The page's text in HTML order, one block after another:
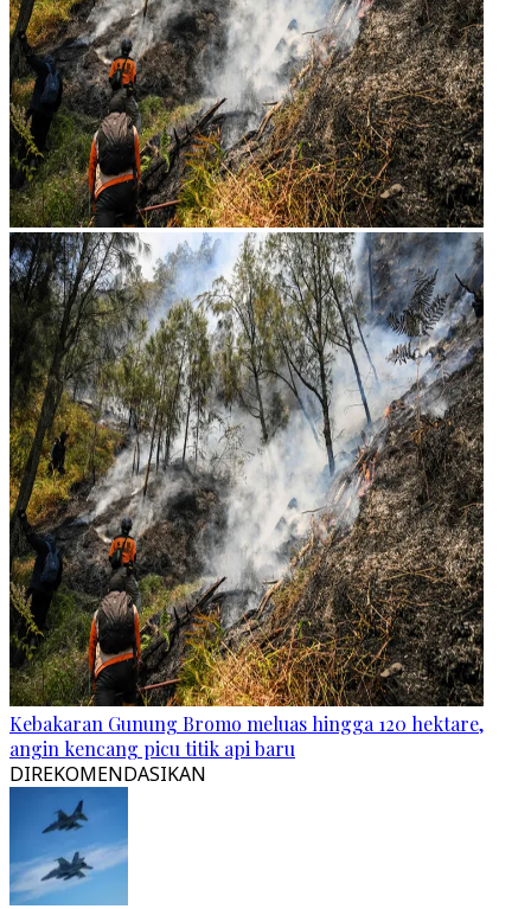
Kebakaran Gunung Bromo meluas hingga 120 hektare,
angin kencang picu titik api baru
DIREKOMENDASIKAN